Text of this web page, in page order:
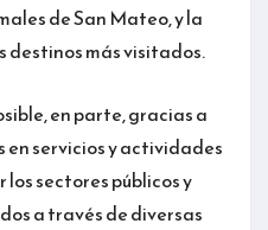
de San Mateo, y la
destinos más visitados.
en parte, gracias a
servicios y actividades
sectores públicos y
a través de diversas